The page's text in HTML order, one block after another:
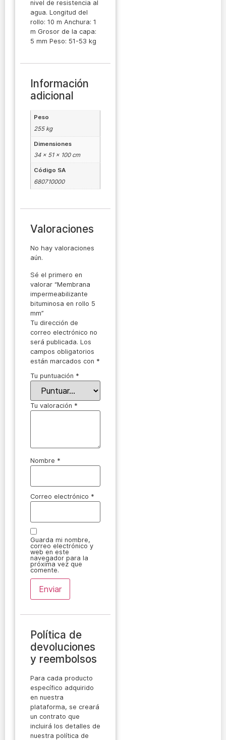
nivel de resistencia al
agua. Longitud del
rollo: 10 m Anchura: 1
m Grosor de la capa:
5 mm Peso: 51-53 kg
Información
adicional
Peso
255 kg
Dimensiones
34 × 51 × 100 cm
Código SA
680710000
Valoraciones
No hay valoraciones
aún.
Sé el primero en
valorar “Membrana
impermeabilizante
bituminosa en rollo 5
mm”
Tu dirección de
correo electrónico no
será publicada. Los
campos obligatorios
están marcados con *
Tu puntuación *
Tu valoración *
Nombre *
Correo electrónico *
Guarda mi nombre,
correo electrónico y
web en este
navegador para la
próxima vez que
comente.
Política de
devoluciones
y reembolsos
Para cada producto
específico adquirido
en nuestra
plataforma, se creará
un contrato que
incluirá los detalles de
nuestra política de